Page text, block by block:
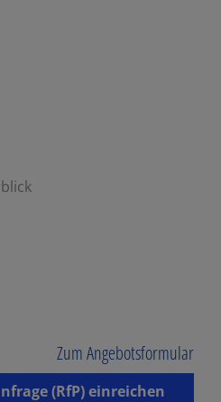
Zum Angebotsformular
(RfP) einreichen